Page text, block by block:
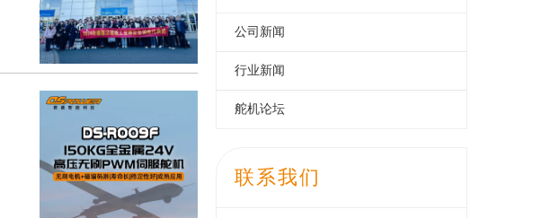
公司新闻
行业新闻
舵机论坛
联系我们